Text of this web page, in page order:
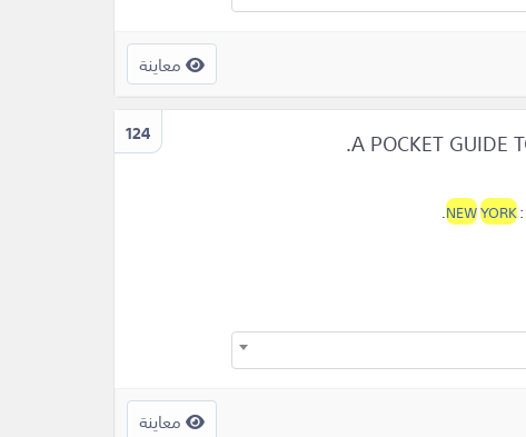
معاينة
124
NEWYORK:
.
معاينة